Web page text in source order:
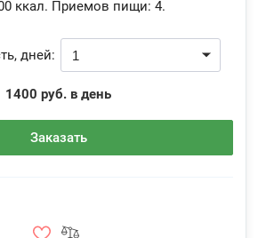
ккал. Приемов пищи: 4.
дней:
1400 руб. в день
Заказать